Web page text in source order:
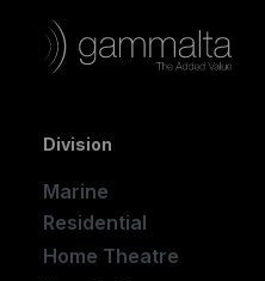
Division
Marine
Residential
Home Theatre